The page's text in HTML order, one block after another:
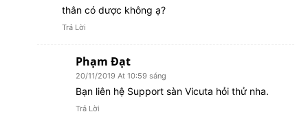
thân có dược không ạ?
Trả Lời
Phạm Đạt
20/11/2019 At 10:59 sáng
Bạn liên hệ Support sàn Vicuta hỏi thử nha.
Trả Lời